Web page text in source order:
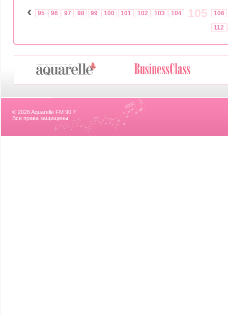
‹ 95 96 97 98 99 100 101 102 103 104 105
106
112
© 2026 Aquarelle FM 90,7
Все права защищены